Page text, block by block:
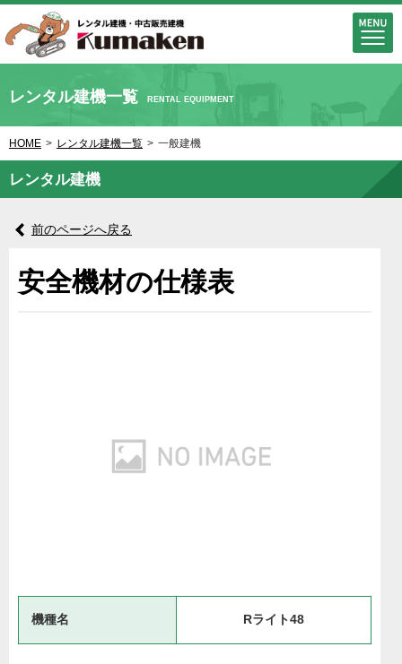
レンタル建機一覧 RENTAL EQUIPMENT
HOME > レンタル建機一覧 > 一般建機
レンタル建機
前のページへ戻る
安全機材の仕様表
機種名 Rライト48